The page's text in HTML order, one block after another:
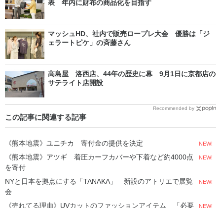
表 年内に財布の商品化を目指す
マッシュHD、社内で販売ロープレ大会 優勝は「ジ
ェラートピケ」の斉藤さん
高島屋 洛西店、44年の歴史に幕 9月1日に京都店の
サテライト店開設
Recommended by
この記事に関連する記事
《熊本地震》ユニチカ 寄付金の提供を決定 NEW!
《熊本地震》アツギ 着圧カーフカバーや下着など約4000点
を寄付
NEW!
NYと日本を拠点にする「TANAKA」 新設のアトリエで展覧
会
NEW!
《売れてる理由》UVカットのファッションアイテム 「必要
NEW!